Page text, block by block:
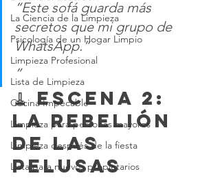
La Ciencia de la Limpieza
Psicología de un Hogar Limpio
Limpieza Profesional
Lista de Limpieza
Cocina Impecable
Limpieza para personas mayores
Limpieza después de la fiesta
Lista para nuevos propietarios
“Este sofá guarda más
secretos que mi grupo de
WhatsApp.”
”
🧹 Escena 2:
La Rebelión
de las
Pelusas